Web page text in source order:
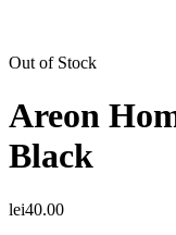
Out of Stock
Areon
Black
lei40.00